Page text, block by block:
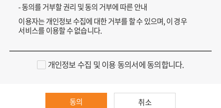
- 동의를 거부할 권리 및 동의 거부에 따른 안내
이용자는 개인정보 수집에 대한 거부를 할 수 있으며, 이 경우
서비스를 이용할 수 없습니다.
개인정보 수집 및 이용 동의서에 동의합니다.
동의 취소